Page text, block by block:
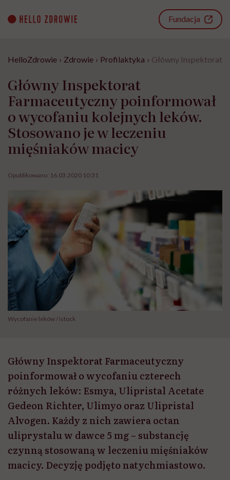
content
Fundacja
HelloZdrowie › Zdrowie › Profilaktyka › Główny Inspektorat
Główny Inspektorat
Farmaceutyczny poinformował
o wycofaniu kolejnych leków.
Stosowano je w leczeniu
mięśniaków macicy
Opublikowano: 16.03.2020 10:31
Wycofanie leków / istock
Główny Inspektorat Farmaceutyczny
poinformował o wycofaniu czterech
różnych leków: Esmya, Ulipristal Acetate
Gedeon Richter, Ulimyo oraz Ulipristal
Alvogen. Każdy z nich zawiera octan
uliprystalu w dawce 5 mg – substancję
czynną stosowaną w leczeniu mięśniaków
macicy. Decyzję podjęto natychmiastowo.